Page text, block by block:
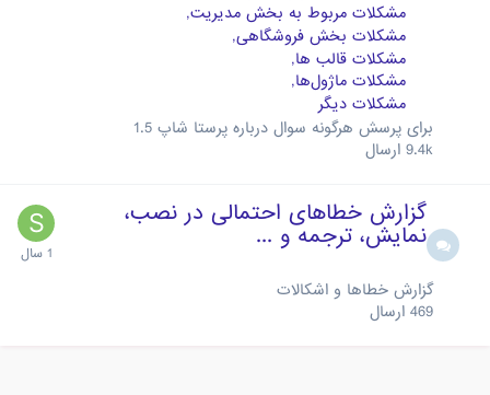
مشکلات مربوط به بخش مدیریت
مشکلات بخش فروشگاهی
مشکلات قالب ها
مشکلات ماژول‌ها
مشکلات دیگر
برای پرسش هرگونه سوال درباره پرستا شاپ 1.5
9.4k ارسال
گزارش خطاهای احتمالی در نصب،
نمایش، ترجمه و ...
گزارش خطاها و اشکالات
469 ارسال